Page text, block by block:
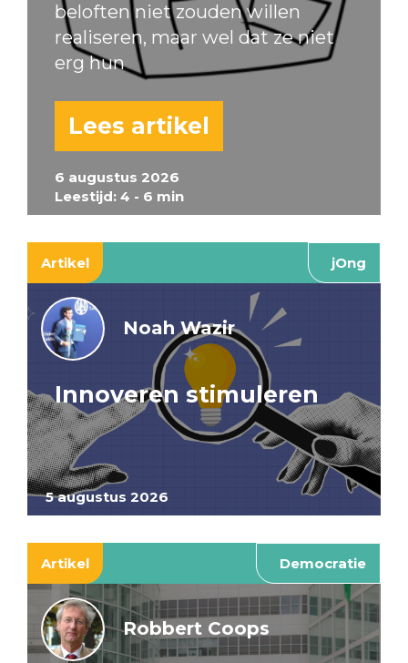
6 augustus 2026
Leestijd: 4 - 6 min
beloften niet zouden willen
realiseren, maar wel dat ze niet
erg hun
Lees artikel
Artikel jOng
5 augustus 2026
Noah Wazir
Innoveren stimuleren
Artikel Democratie
Robbert Coops